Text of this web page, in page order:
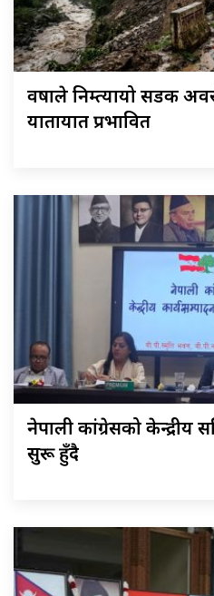
वर्षाले निम्त्यायो सडक
यातायात प्रभावित
नेपाली कांग्रेसको
सुरू हुँदै